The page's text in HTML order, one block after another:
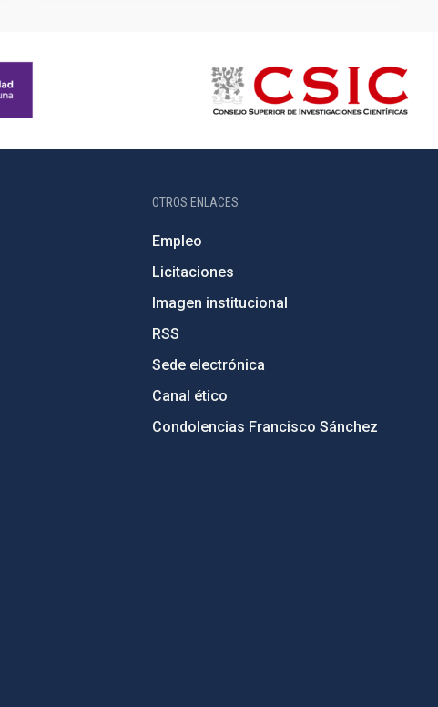
OTROS ENLACES
Empleo
Licitaciones
Imagen institucional
RSS
Sede electrónica
Canal ético
Condolencias Francisco Sánchez